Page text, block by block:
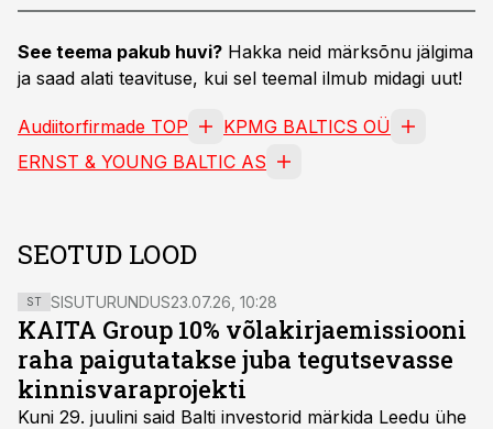
See teema pakub huvi? Hakka neid märksõnu jälgima
ja saad alati teavituse, kui sel teemal ilmub midagi uut!
Audiitorfirmade TOP
KPMG BALTICS OÜ
ERNST & YOUNG BALTIC AS
SEOTUD LOOD
ST SISUTURUNDUS23.07.26, 10:28
KAITA Group 10% võlakirjaemissiooni
raha paigutatakse juba tegutsevasse
kinnisvaraprojekti
Kuni 29. juulini said Balti investorid märkida Leedu ühe